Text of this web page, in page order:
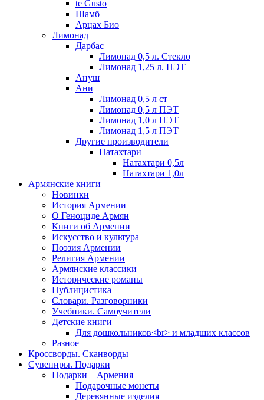
te Gusto
Шамб
Арцах Био
Лимонад
Дарбас
Лимонад 0,5 л. Стекло
Лимонад 1,25 л. ПЭТ
Ануш
Ани
Лимонад 0,5 л ст
Лимонад 0,5 л ПЭТ
Лимонад 1,0 л ПЭТ
Лимонад 1,5 л ПЭТ
Другие производители
Натахтари
Натахтари 0,5л
Натахтари 1,0л
Армянские книги
Новинки
История Армении
О Геноциде Армян
Книги об Армении
Иcкусство и культура
Поэзия Армении
Религия Армении
Армянские классики
Исторические романы
Публицистика
Словари. Разговорники
Учебники. Самоучители
Детские книги
Для дошкольников<br> и младших классов
Разное
Кроссворды. Сканворды
Сувениры. Подарки
Подарки – Армения
Подарочные монеты
Деревянные изделия